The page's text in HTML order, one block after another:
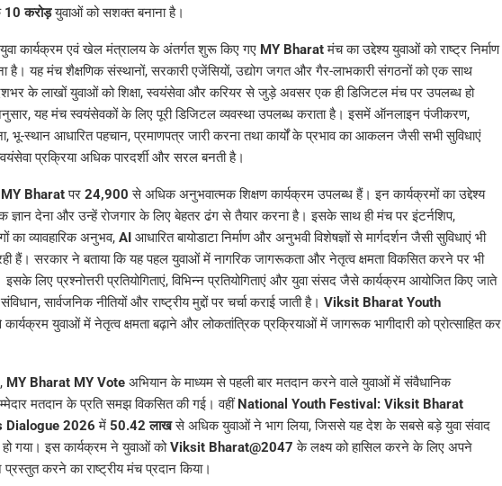
10 करोड़युवाओं को सशक्त बनाना है।
कार्यक्रम एवं खेल मंत्रालय के अंतर्गत शुरू किए गए MY Bharatमंच का उद्देश्य युवाओं को राष्ट्र निर्माण
है। यह मंच शैक्षणिक संस्थानों, सरकारी एजेंसियों, उद्योग जगत और गैर-लाभकारी संगठनों को एक साथ
के लाखों युवाओं को शिक्षा, स्वयंसेवा और करियर से जुड़े अवसर एक ही डिजिटल मंच पर उपलब्ध हो
यह मंच स्वयंसेवकों के लिए पूरी डिजिटल व्यवस्था उपलब्ध कराता है। इसमें ऑनलाइन पंजीकरण,
भू-स्थान आधारित पहचान, प्रमाणपत्र जारी करना तथा कार्यों के प्रभाव का आकलन जैसी सभी सुविधाएं
प्रक्रिया अधिक पारदर्शी और सरल बनती है।
MY Bharatपर 24,900 से अधिक अनुभवात्मक शिक्षण कार्यक्रम उपलब्ध हैं। इन कार्यक्रमों का उद्देश्य
ज्ञान देना और उन्हें रोजगार के लिए बेहतर ढंग से तैयार करना है। इसके साथ ही मंच पर इंटर्नशिप,
का व्यावहारिक अनुभव, AIआधारित बायोडाटा निर्माण और अनुभवी विशेषज्ञों से मार्गदर्शन जैसी सुविधाएं भी
हैं। सरकार ने बताया कि यह पहल युवाओं में नागरिक जागरूकता और नेतृत्व क्षमता विकसित करने पर भी
इसके लिए प्रश्नोत्तरी प्रतियोगिताएं, विभिन्न प्रतियोगिताएं और युवा संसद जैसे कार्यक्रम आयोजित किए जाते
सार्वजनिक नीतियों और राष्ट्रीय मुद्दों पर चर्चा कराई जाती है। Viksit Bharat Youth
युवाओं में नेतृत्व क्षमता बढ़ाने और लोकतांत्रिक प्रक्रियाओं में जागरूक भागीदारी को प्रोत्साहित कर
MY Bharat MY Voteअभियान के माध्यम से पहली बार मतदान करने वाले युवाओं में संवैधानिक
मतदान के प्रति समझ विकसित की गई। वहींNational Youth Festival: Viksit Bharat
Dialogue 2026 में 50.42 लाखसे अधिक युवाओं ने भाग लिया, जिससे यह देश के सबसे बड़े युवा संवाद
हो गया। इस कार्यक्रम ने युवाओं कोViksit Bharat@2047 के लक्ष्य को हासिल करने के लिए अपने
प्रस्तुत करने का राष्ट्रीय मंच प्रदान किया।